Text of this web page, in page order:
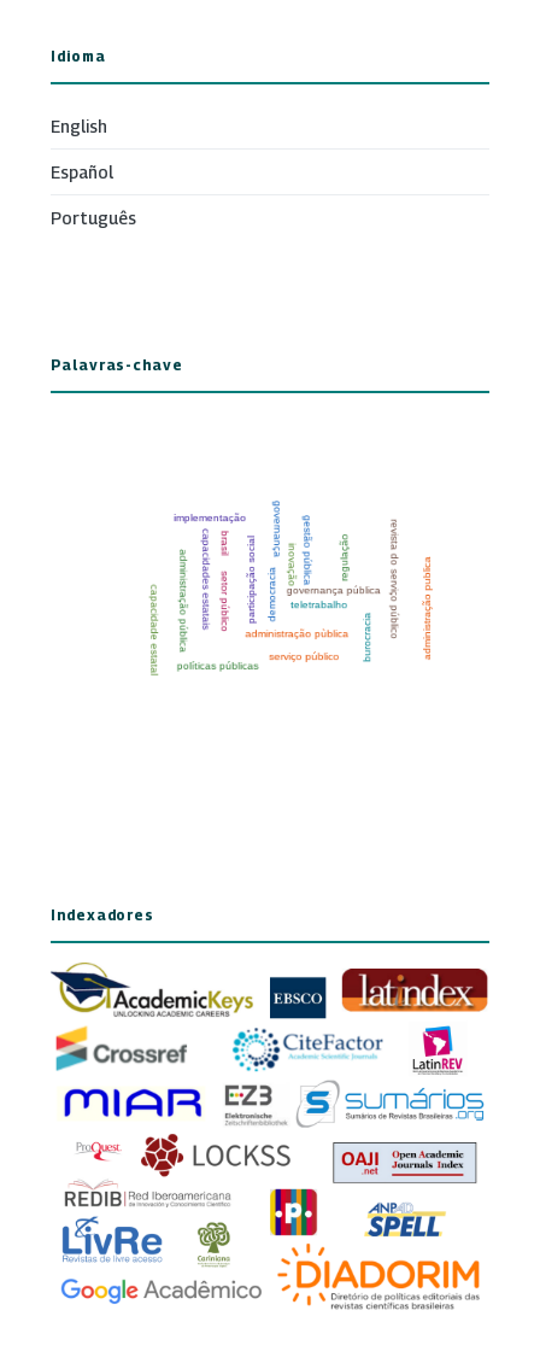
Idioma
English
Español
Português
Palavras-chave
Indexadores